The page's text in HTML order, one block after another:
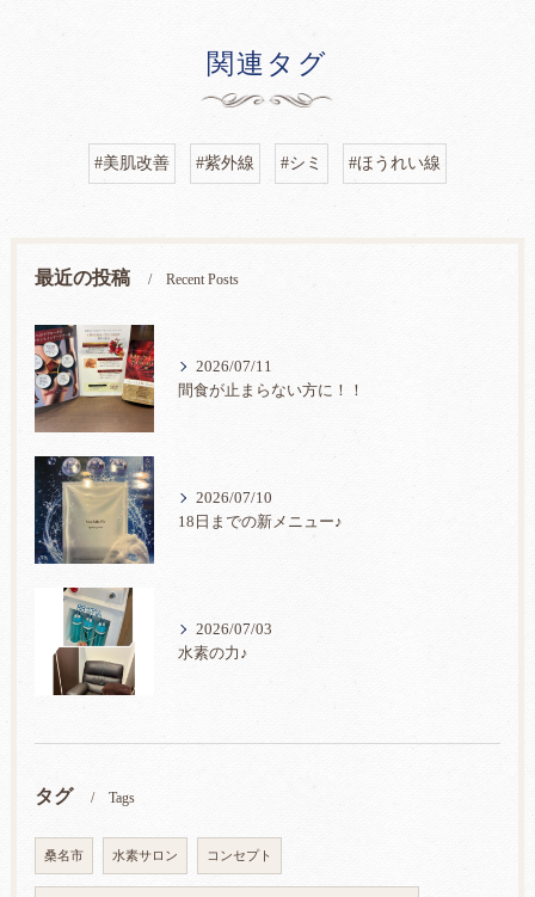
関連タグ
#美肌改善 #紫外線 #シミ #ほうれい線
最近の投稿 Recent Posts
2026/07/11
間食が止まらない方に！！
2026/07/10
18日までの新メニュー♪
2026/07/03
水素の力♪
タグ Tags
桑名市 水素サロン コンセプト